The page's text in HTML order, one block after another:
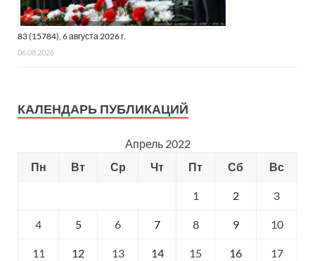
83 (15784), 6 августа 2026 г.
06.08.2026
КАЛЕНДАРЬ ПУБЛИКАЦИЙ
Апрель 2022
Пн
Вт Ср Чт Пт Сб Вс
1 2 3
4 5 6 7 8 9 10
11 12 13 14 15 16 17